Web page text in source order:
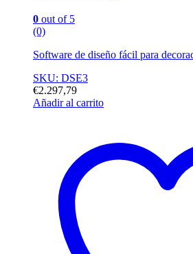
0 out of 5
(0)
Software de diseño fácil para
SKU: DSE3
€2.297,79
Añadir al carrito